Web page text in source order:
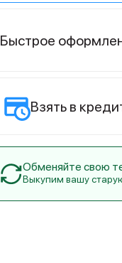
Быстрое
Взять в
Обменяйте свою
Выкупим вашу